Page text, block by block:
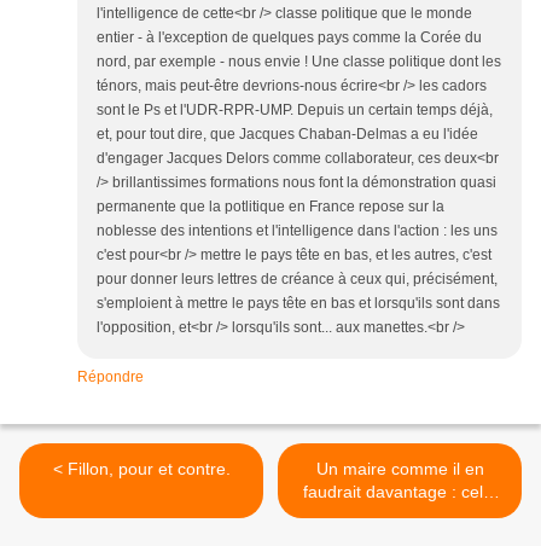
l'intelligence de cette<br /> classe politique que le monde
entier - à l'exception de quelques pays comme la Corée du
nord, par exemple - nous envie ! Une classe politique dont les
ténors, mais peut-être devrions-nous écrire<br /> les cadors
sont le Ps et l'UDR-RPR-UMP. Depuis un certain temps déjà,
et, pour tout dire, que Jacques Chaban-Delmas a eu l'idée
d'engager Jacques Delors comme collaborateur, ces deux<br
/> brillantissimes formations nous font la démonstration quasi
permanente que la potlitique en France repose sur la
noblesse des intentions et l'intelligence dans l'action : les uns
c'est pour<br /> mettre le pays tête en bas, et les autres, c'est
pour donner leurs lettres de créance à ceux qui, précisément,
s'emploient à mettre le pays tête en bas et lorsqu'ils sont dans
l'opposition, et<br /> lorsqu'ils sont... aux manettes.<br />
Répondre
< Fillon, pour et contre.
Un maire comme il en
faudrait davantage : celui
d'Avoriaz. >